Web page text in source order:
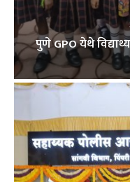
पुणे GPO येथे